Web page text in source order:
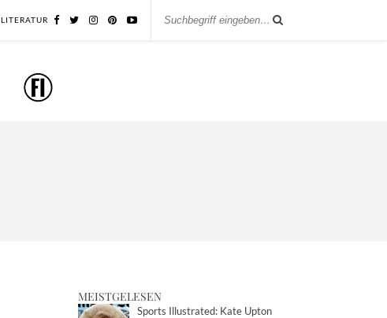
LITERATUR
MEISTGELESEN
Sports Illustrated: Kate Upton